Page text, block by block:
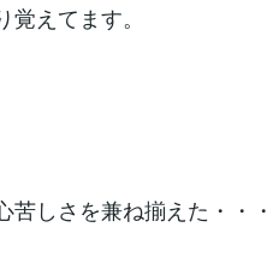
えてます。
しさを兼ね揃えた・・・